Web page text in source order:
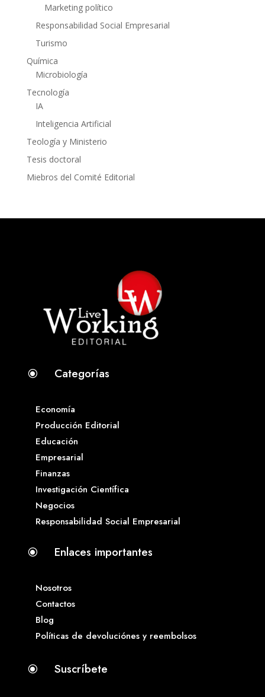
Marketing político
Responsabilidad Social Empresarial
Turismo
Química
Microbiología
Tecnología
IA
Inteligencia Artificial
Teología y Ministerio
Tesis doctoral
Miebros del Comité Editorial
\ Categorías
Economía
Producción Editorial
Educación
Empresarial
Finanzas
Investigación Científica
Negocios
Responsabilidad Social Empresarial
\ Enlaces importantes
Nosotros
Contactos
Blog
Políticas de devoluciónes y reembolsos
\ Suscríbete